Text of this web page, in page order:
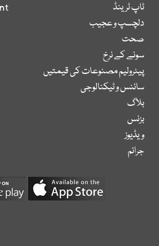
ٹاپ ٹرینڈ
دلچسپ و عجیب
صحت
سونے کے نرخ
پیٹرولیم مصنوعات کی قیمتیں
سائنس و ٹیکنالوجی
بلاگ
بزنس
ویڈیوز
جرائم